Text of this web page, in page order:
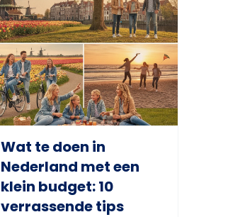
Wat te doen in
Nederland met een
klein budget: 10
verrassende tips